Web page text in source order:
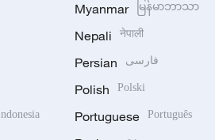
Myanmar မြန်မာဘာသာ
Nepali नेपाली
Persian فارسی
Polish Polski
Portuguese Português